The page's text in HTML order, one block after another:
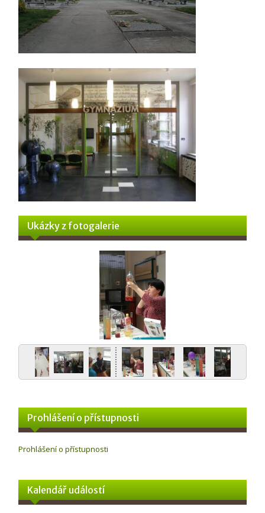
Ukázky z fotogalerie
Prohlášení o přístupnosti
Prohlášení o přístupnosti
Kalendář událostí